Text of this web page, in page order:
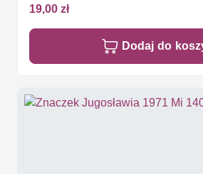
19,00 zł
Dodaj do